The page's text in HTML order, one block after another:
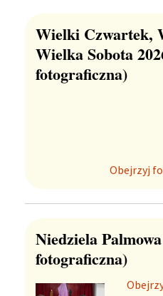
Wielki Czwartek,
Wielka Sobota
fotograficzna)
Obejrzyj
Niedziela
fotograficzna)